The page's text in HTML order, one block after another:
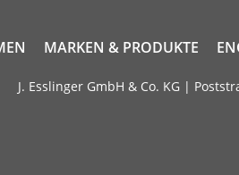
MARKEN & PRODUKTE
J. Esslinger GmbH & Co. KG |